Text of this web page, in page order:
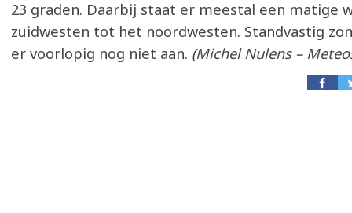
23 graden. Daarbij staat er meestal een matige
zuidwesten tot het noordwesten. Standvastig
er voorlopig nog niet aan. (Michel Nulens –